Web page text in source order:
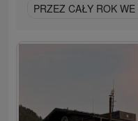
PRZEZ CAŁY ROK